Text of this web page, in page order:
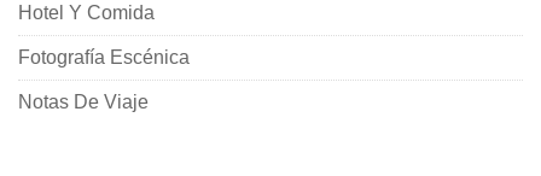
Hotel Y Comida
Fotografía Escénica
Notas De Viaje